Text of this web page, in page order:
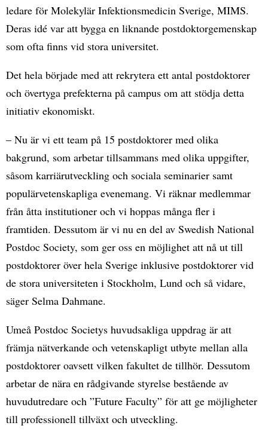
ledare för Molekylär Infektionsmedicin Sverige, MIMS.
Deras idé var att bygga en liknande postdoktorgemenskap
som ofta finns vid stora universitet.
Det hela började med att rekrytera ett antal postdoktorer
och övertyga prefekterna på campus om att stödja detta
initiativ ekonomiskt.
– Nu är vi ett team på 15 postdoktorer med olika
bakgrund, som arbetar tillsammans med olika uppgifter,
såsom karriärutveckling och sociala seminarier samt
populärvetenskapliga evenemang. Vi räknar medlemmar
från åtta institutioner och vi hoppas många fler i
framtiden. Dessutom är vi nu en del av Swedish National
Postdoc Society, som ger oss en möjlighet att nå ut till
postdoktorer över hela Sverige inklusive postdoktorer vid
de stora universiteten i Stockholm, Lund och så vidare,
säger Selma Dahmane.
Umeå Postdoc Societys huvudsakliga uppdrag är att
främja nätverkande och vetenskapligt utbyte mellan alla
postdoktorer oavsett vilken fakultet de tillhör. Dessutom
arbetar de nära en rådgivande styrelse bestående av
huvudutredare och ”Future Faculty” för att ge möjligheter
till professionell tillväxt och utveckling.